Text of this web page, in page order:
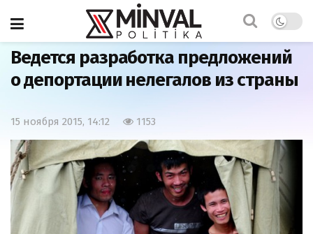
Главная Азербайджан
Ведется разработка предложений
о депортации нелегалов из страны
15 ноября 2015, 14:12 1153